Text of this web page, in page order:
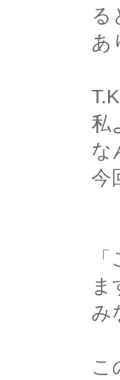
る
あ
私
な
今
ま
み
こ